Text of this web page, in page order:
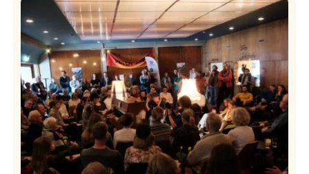
frå
Vossa
Jazz
om
endringar
i
administrasjonen